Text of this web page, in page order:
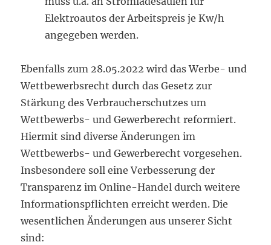
Elektroautos der Arbeitspreis je Kw/h
angegeben werden.
Ebenfalls zum 28.05.2022 wird das Werbe- und
Wettbewerbsrecht durch das Gesetz zur
Stärkung des Verbraucherschutzes um
Wettbewerbs- und Gewerberecht reformiert.
Hiermit sind diverse Änderungen im
Wettbewerbs- und Gewerberecht vorgesehen.
Insbesondere soll eine Verbesserung der
Transparenz im Online-Handel durch weitere
Informationspflichten erreicht werden. Die
wesentlichen Änderungen aus unserer Sicht
sind: